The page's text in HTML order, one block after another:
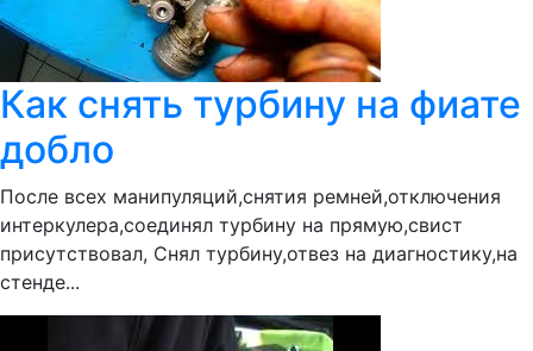
Как снять турбину на фиате
добло
После всех манипуляций,снятия ремней,отключения
интеркулера,соединял турбину на прямую,свист
присутствовал, Снял турбину,отвез на диагностику,на
стенде...